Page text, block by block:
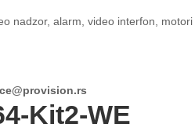
nadzor, alarm, video interfon,
Kit2-WE